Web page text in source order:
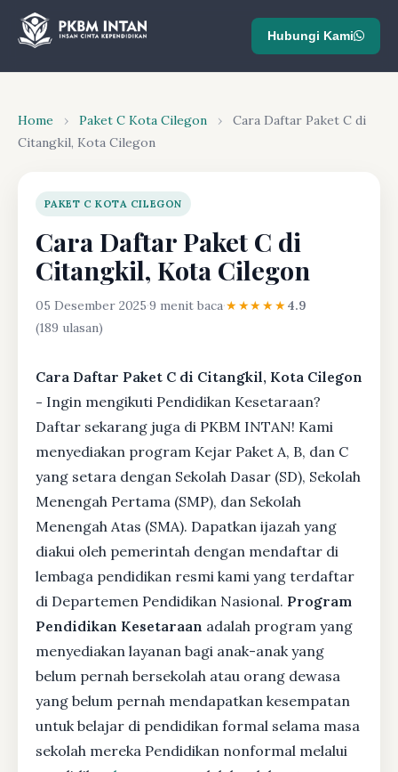
Hubungi Kami
Home › Paket C Kota Cilegon ›
Cara Daftar Paket C di
Citangkil, Kota Cilegon
PAKET C KOTA CILEGON
Cara Daftar Paket C di
Citangkil, Kota Cilegon
05 Desember 2025·9 menit baca·★★★★★4.9
(189 ulasan)
Cara Daftar Paket C di Citangkil, Kota Cilegon
- Ingin mengikuti Pendidikan Kesetaraan?
Daftar sekarang juga di PKBM INTAN! Kami
menyediakan program Kejar Paket A, B, dan C
yang setara dengan Sekolah Dasar (SD), Sekolah
Menengah Pertama (SMP), dan Sekolah
Menengah Atas (SMA). Dapatkan ijazah yang
diakui oleh pemerintah dengan mendaftar di
lembaga pendidikan resmi kami yang terdaftar
di Departemen Pendidikan Nasional. Program
Pendidikan Kesetaraan adalah program yang
menyediakan layanan bagi anak-anak yang
belum pernah bersekolah atau orang dewasa
yang belum pernah mendapatkan kesempatan
untuk belajar di pendidikan formal selama masa
sekolah mereka Pendidikan nonformal melalui